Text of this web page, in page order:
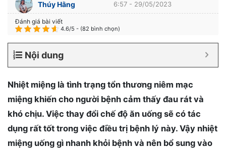
Thúy Hằng 6:57 - 29/05/2023
Đánh giá bài viết
4.6/5 - (82 bình chọn)
Nội dung
Nhiệt miệng là tình trạng tổn thương niêm mạc
miệng khiến cho người bệnh cảm thấy đau rát và
khó chịu. Việc thay đổi chế độ ăn uống sẽ có tác
dụng rất tốt trong việc điều trị bệnh lý này. Vậy nhiệt
miệng uống gì nhanh khỏi bệnh và nên bổ sung vào